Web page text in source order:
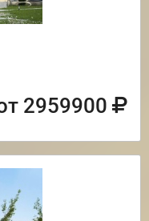
2959900